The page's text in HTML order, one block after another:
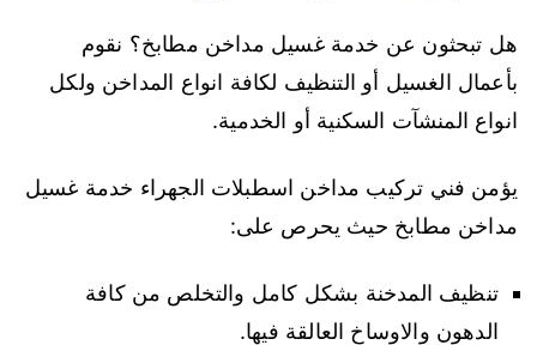
هل تبحثون عن خدمة غسيل مداخن مطابخ؟ نقوم
بأعمال الغسيل أو التنظيف لكافة انواع المداخن ولكل
انواع المنشآت السكنية أو الخدمية.
يؤمن فني تركيب مداخن اسطبلات الجهراء خدمة غسيل
مداخن مطابخ حيث يحرص على:
تنظيف المدخنة بشكل كامل والتخلص من كافة
الدهون والاوساخ العالقة فيها.